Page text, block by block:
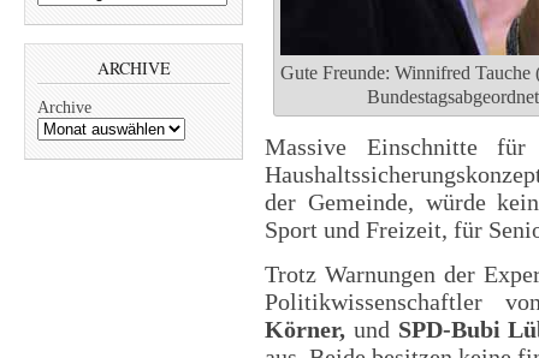
ARCHIVE
Archive
Gute Freunde: Winnifred
Massive Einschnitte
der Gemeinde, würde
Sport und Freizeit, für
Trotz Warnungen der
Politikwissenschaftler
Körner, und SPD-Bubi